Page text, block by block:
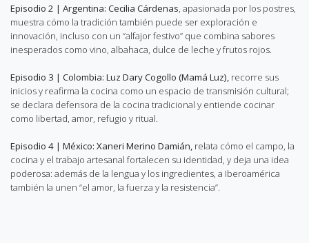
Episodio 2 | Argentina: Cecilia Cárdenas, apasionada por los postres,
muestra cómo la tradición también puede ser exploración e
innovación, incluso con un “alfajor festivo” que combina sabores
inesperados como vino, albahaca, dulce de leche y frutos rojos.
Episodio 3 | Colombia: Luz Dary Cogollo (Mamá Luz), recorre sus
inicios y reafirma la cocina como un espacio de transmisión cultural;
se declara defensora de la cocina tradicional y entiende cocinar
como libertad, amor, refugio y ritual.
Episodio 4 | México: Xaneri Merino Damián, relata cómo el campo, la
cocina y el trabajo artesanal fortalecen su identidad, y deja una idea
poderosa: además de la lengua y los ingredientes, a Iberoamérica
también la unen “el amor, la fuerza y la resistencia”.